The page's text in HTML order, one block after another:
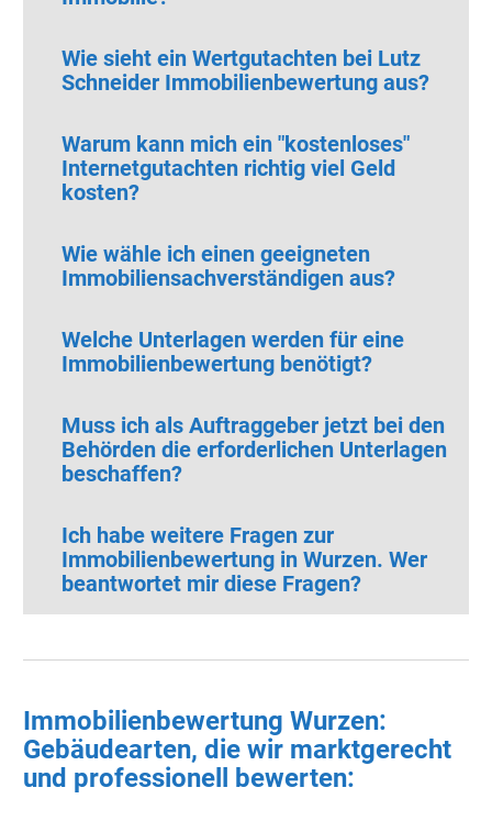
Wie sieht ein Wertgutachten bei Lutz
Schneider Immobilienbewertung aus?
Warum kann mich ein "kostenloses"
Internetgutachten richtig viel Geld
kosten?
Wie wähle ich einen geeigneten
Immobiliensachverständigen aus?
Welche Unterlagen werden für eine
Immobilienbewertung benötigt?
Muss ich als Auftraggeber jetzt bei den
Behörden die erforderlichen Unterlagen
beschaffen?
Ich habe weitere Fragen zur
Immobilienbewertung in Wurzen. Wer
beantwortet mir diese Fragen?
Immobilienbewertung Wurzen:
Gebäudearten, die wir marktgerecht
und professionell bewerten: